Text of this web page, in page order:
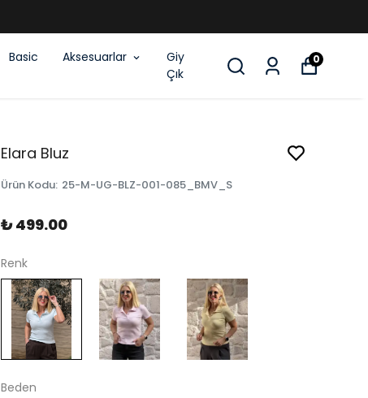
Basic Aksesuarlar
Giy
Çık
0
Elara Bluz
Ürün Kodu: 25-M-UG-BLZ-001-085_BMV_S
₺ 499.00
Renk
Beden